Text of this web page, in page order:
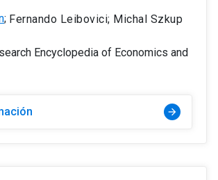
; Fernando Leibovici; Michal Szkup
Encyclopedia of Economics and
arrow_forward